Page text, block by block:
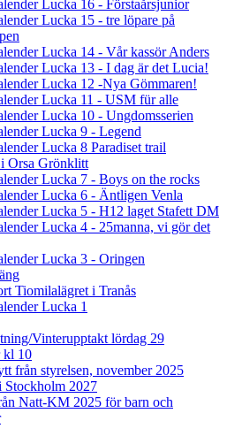
Lucka 16 - Förstaårsjunior
Lucka 15 - tre löpare på
Lucka 14 - Vår kassör Anders
Lucka 13 - I dag är det Lucia!
Lucka 12 -Nya Gömmaren!
Lucka 11 - USM für alle
Lucka 10 - Ungdomsserien
Lucka 9 - Legend
Lucka 8 Paradiset trail
Orsa Grönklitt
Lucka 7 - Boys on the rocks
Lucka 6 - Äntligen Venla
Lucka 5 - H12 laget Stafett DM
Lucka 4 - 25manna, vi gör det
Lucka 3 - Oringen
Tiomilalägret i Tranås
Lucka 1
Vinterupptakt lördag 29
kl 10
från styrelsen, november 2025
Stockholm 2027
Natt-KM 2025 för barn och